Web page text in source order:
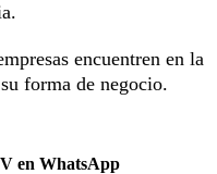
encuentren en la
forma de negocio.
en WhatsApp